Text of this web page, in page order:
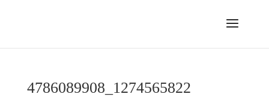
4786089908_1274565822